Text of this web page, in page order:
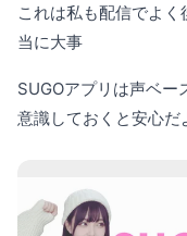
これは私も配信でよ
当に大事
SUGOアプリは声ベー
意識しておくと安心だ